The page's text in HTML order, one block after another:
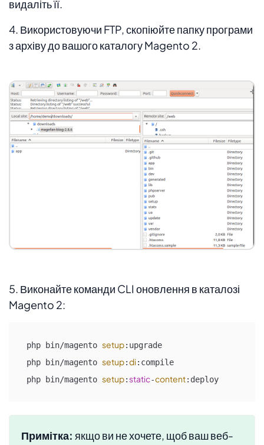
видаліть її.
4. Використовуючи FTP, скопіюйте папку програми
з архіву до вашого каталогу Magento 2.
5. Виконайте команди CLI оновлення в каталозі
Magento 2:
php bin/magento setup:upgrade
php bin/magento setup:di:compile
php bin/magento setup:static-content:deploy
Примітка: якщо ви не хочете, щоб ваш веб-